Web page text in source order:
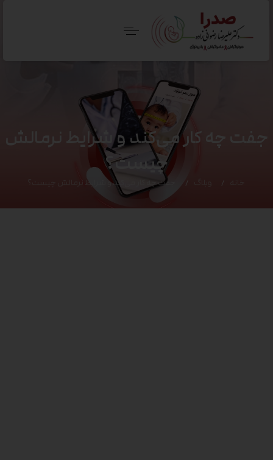
جفت چه کار می‌کند و شرایط نرمالش
چیست؟
جفت چه کار می‌کند و شرایط نرمالش چیست؟